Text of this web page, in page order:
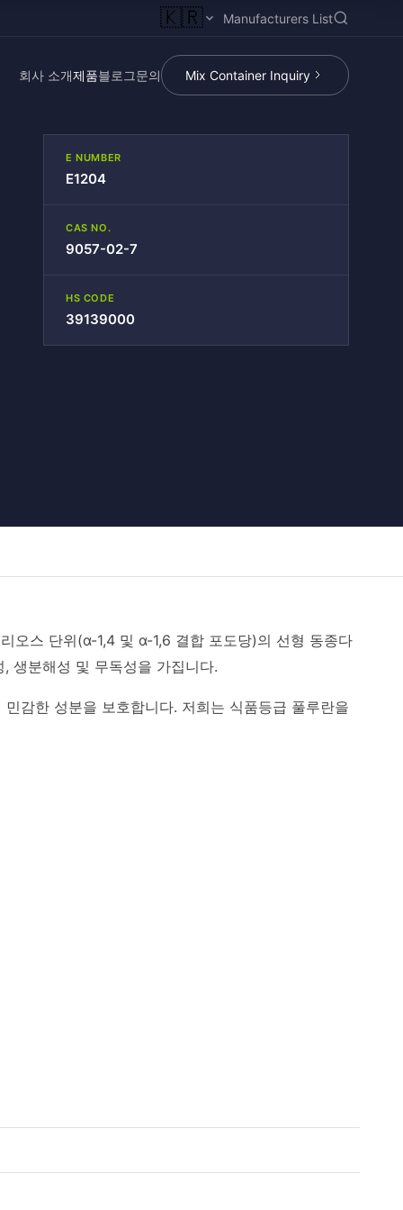
🇰🇷 Manufacturers List
회사 소개제품블로그문의 Mix Container Inquiry
E NUMBER
E1204
CAS NO.
9057-02-7
HS CODE
39139000
오스 단위(α-1,4 및 α-1,6 결합 포도당)의 선형 동종다
생분해성 및 무독성을 가집니다.
감한 성분을 보호합니다. 저희는 식품등급 풀루란을